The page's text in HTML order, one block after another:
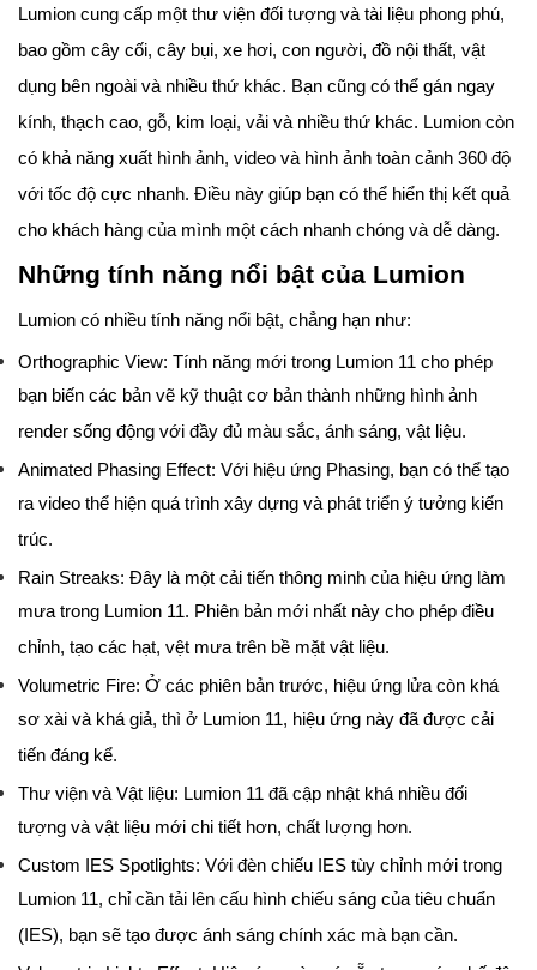
Lumion cung cấp một thư viện đối tượng và tài liệu phong phú,
bao gồm cây cối, cây bụi, xe hơi, con người, đồ nội thất, vật
dụng bên ngoài và nhiều thứ khác. Bạn cũng có thể gán ngay
kính, thạch cao, gỗ, kim loại, vải và nhiều thứ khác. Lumion còn
có khả năng xuất hình ảnh, video và hình ảnh toàn cảnh 360 độ
với tốc độ cực nhanh. Điều này giúp bạn có thể hiển thị kết quả
cho khách hàng của mình một cách nhanh chóng và dễ dàng.
Những tính năng nổi bật của Lumion
Lumion có nhiều tính năng nổi bật, chẳng hạn như:
Orthographic View: Tính năng mới trong Lumion 11 cho phép
bạn biến các bản vẽ kỹ thuật cơ bản thành những hình ảnh
render sống động với đầy đủ màu sắc, ánh sáng, vật liệu.
Animated Phasing Effect: Với hiệu ứng Phasing, bạn có thể tạo
ra video thể hiện quá trình xây dựng và phát triển ý tưởng kiến
trúc.
Rain Streaks: Đây là một cải tiến thông minh của hiệu ứng làm
mưa trong Lumion 11. Phiên bản mới nhất này cho phép điều
chỉnh, tạo các hạt, vệt mưa trên bề mặt vật liệu.
Volumetric Fire: Ở các phiên bản trước, hiệu ứng lửa còn khá
sơ xài và khá giả, thì ở Lumion 11, hiệu ứng này đã được cải
tiến đáng kể.
Thư viện và Vật liệu: Lumion 11 đã cập nhật khá nhiều đối
tượng và vật liệu mới chi tiết hơn, chất lượng hơn.
Custom IES Spotlights: Với đèn chiếu IES tùy chỉnh mới trong
Lumion 11, chỉ cần tải lên cấu hình chiếu sáng của tiêu chuẩn
(IES), bạn sẽ tạo được ánh sáng chính xác mà bạn cần.